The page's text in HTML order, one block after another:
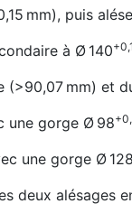
mm), puis
à Ø 140+0,1
(>90,07 mm)
une gorge Ø 98
une gorge Ø 128
deux alésages